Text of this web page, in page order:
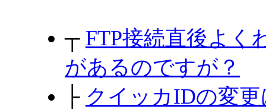
┬ FTP接続直後よく
があるのですが？
├ クイッカIDの変